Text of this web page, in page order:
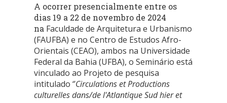
A ocorrer presencialmente entre os
dias 19 a 22 de novembro de 2024
na Faculdade de Arquitetura e Urbanismo
(FAUFBA) e no Centro de Estudos Afro-
Orientais (CEAO), ambos na Universidade
Federal da Bahia (UFBA), o Seminário está
vinculado ao Projeto de pesquisa
intitulado ‘’Circulations et Productions
culturelles dans/de l'Atlantique Sud hier et